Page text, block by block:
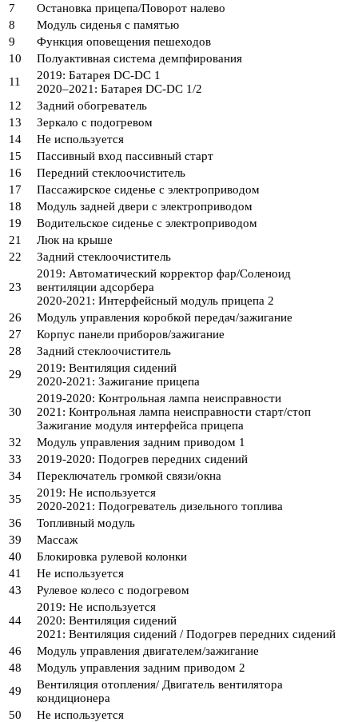
7
Остановка прицепа/Поворот налево
8
Модуль сиденья с памятью
9
Функция оповещения пешеходов
10
Полуактивная система демпфирования
11
2019: Батарея DC-DC 1
2020–2021: Батарея DC-DC 1/2
12
Задний обогреватель
13
Зеркало с подогревом
14
Не используется
15
Пассивный вход пассивный старт
16
Передний стеклоочиститель
17
Пассажирское сиденье с электроприводом
18
Модуль задней двери с электроприводом
19
Водительское сиденье с электроприводом
21
Люк на крыше
22
Задний стеклоочиститель
23
2019: Автоматический корректор фар/Соленоид
вентиляции адсорбера
2020-2021: Интерфейсный модуль прицепа 2
26
Модуль управления коробкой передач/зажигание
27
Корпус панели приборов/зажигание
28
Задний стеклоочиститель
29
2019: Вентиляция сидений
2020-2021: Зажигание прицепа
30
2019-2020: Контрольная лампа неисправности
2021: Контрольная лампа неисправности старт/стоп
Зажигание модуля интерфейса прицепа
32
Модуль управления задним приводом 1
33
2019-2020: Подогрев передних сидений
34
Переключатель громкой связи/окна
35
2019: Не используется
2020-2021: Подогреватель дизельного топлива
36
Топливный модуль
39
Массаж
40
Блокировка рулевой колонки
41
Не используется
43
Рулевое колесо с подогревом
44
2019: Не используется
2020: Вентиляция сидений
2021: Вентиляция сидений / Подогрев передних сидений
46
Модуль управления двигателем/зажигание
48
Модуль управления задним приводом 2
49
Вентиляция отопления/ Двигатель вентилятора
кондиционера
50
Не используется